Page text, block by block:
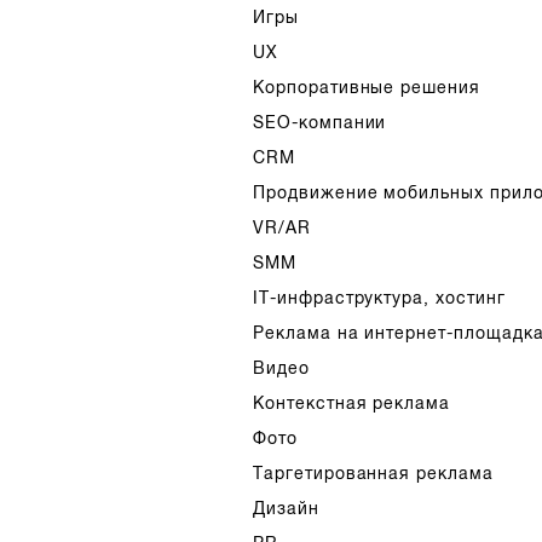
Игры
UX
Корпоративные решения
SEO-компании
CRM
Продвижение мобильных
VR/AR
SMM
IT-инфраструктура, хостинг
Реклама на интернет-
Видео
Контекстная реклама
Фото
Таргетированная реклама
Дизайн